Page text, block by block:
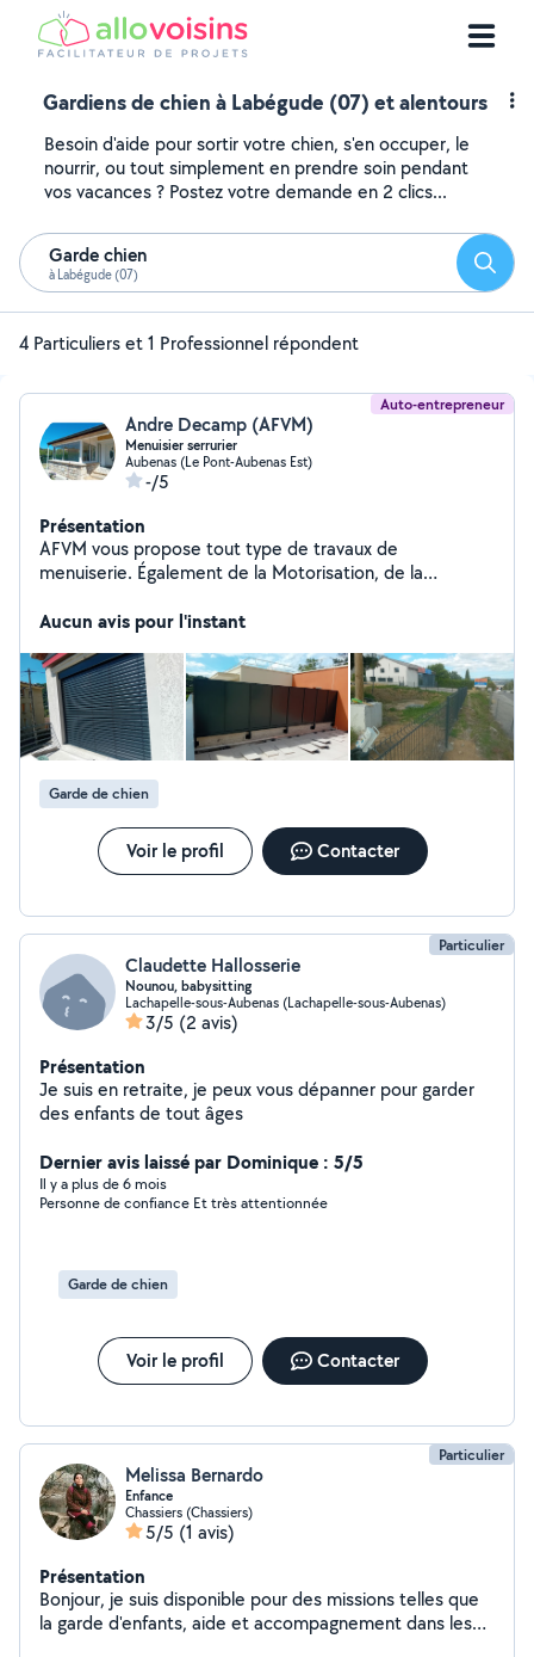
Gardiens de chien à Labégude (07) et alentours
Besoin d'aide pour sortir votre chien, s'en occuper, le
nourrir, ou tout simplement en prendre soin pendant
vos vacances ? Postez votre demande en 2 clics...
Garde chien
à Labégude (07)
4 Particuliers et 1 Professionnel répondent
Auto-entrepreneur
Andre Decamp (AFVM)
Menuisier serrurier
Aubenas (Le Pont-Aubenas Est)
-/5
Présentation
AFVM vous propose tout type de travaux de
menuiserie. Également de la Motorisation, de la
roulant, du store, du dépannage et de la réparation.
Aucun avis pour l'instant
Garde de chien
Voir le profil Contacter
Particulier
Claudette Hallosserie
Nounou, babysitting
Lachapelle-sous-Aubenas (Lachapelle-sous-Aubenas)
3/5 (2 avis)
Présentation
Je suis en retraite, je peux vous dépanner pour garder
des enfants de tout âges
Dernier avis laissé par Dominique : 5/5
Il y a plus de 6 mois
Personne de confiance Et très attentionnée
Garde de chien
Voir le profil Contacter
Particulier
Melissa Bernardo
Enfance
Chassiers (Chassiers)
5/5 (1 avis)
Présentation
Bonjour, je suis disponible pour des missions telles que
la garde d'enfants, aide et accompagnement dans les